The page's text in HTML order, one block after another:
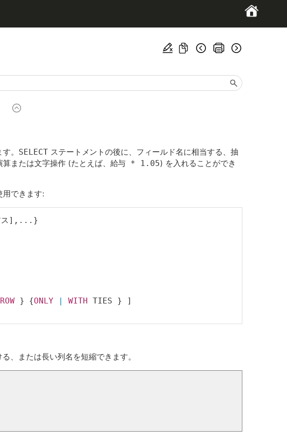
。 SELECTステートメントの後に、フィールド名に相当する、抽
または文字操作 (たとえば、 給与 * 1.05) を入れることができ
できます:
ス],...}
ROW } {ONLY | WITH TIES } ]
、または長い列名を短縮できます。